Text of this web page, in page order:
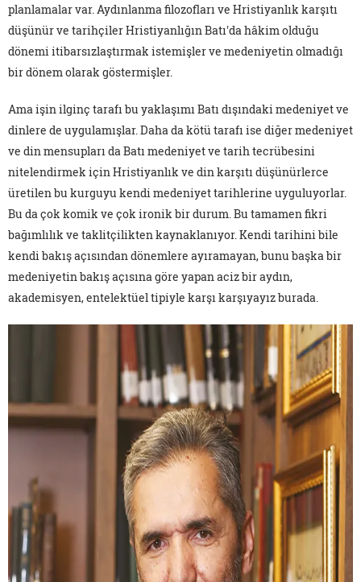
planlamalar var. Aydınlanma filozofları ve Hristiyanlık karşıtı
düşünür ve tarihçiler Hristiyanlığın Batı'da hâkim olduğu
dönemi itibarsızlaştırmak istemişler ve medeniyetin olmadığı
bir dönem olarak göstermişler.
Ama işin ilginç tarafı bu yaklaşımı Batı dışındaki medeniyet ve
dinlere de uygulamışlar. Daha da kötü tarafı ise diğer medeniyet
ve din mensupları da Batı medeniyet ve tarih tecrübesini
nitelendirmek için Hristiyanlık ve din karşıtı düşünürlerce
üretilen bu kurguyu kendi medeniyet tarihlerine uyguluyorlar.
Bu da çok komik ve çok ironik bir durum. Bu tamamen fikri
bağımlılık ve taklitçilikten kaynaklanıyor. Kendi tarihini bile
kendi bakış açısından dönemlere ayıramayan, bunu başka bir
medeniyetin bakış açısına göre yapan aciz bir aydın,
akademisyen, entelektüel tipiyle karşı karşıyayız burada.